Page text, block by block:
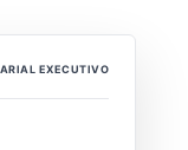
EXECUTIVO